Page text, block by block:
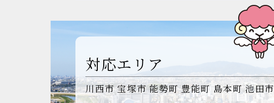
対応エリア
川西市 宝塚市 能勢町 豊能町 島本町 池田市